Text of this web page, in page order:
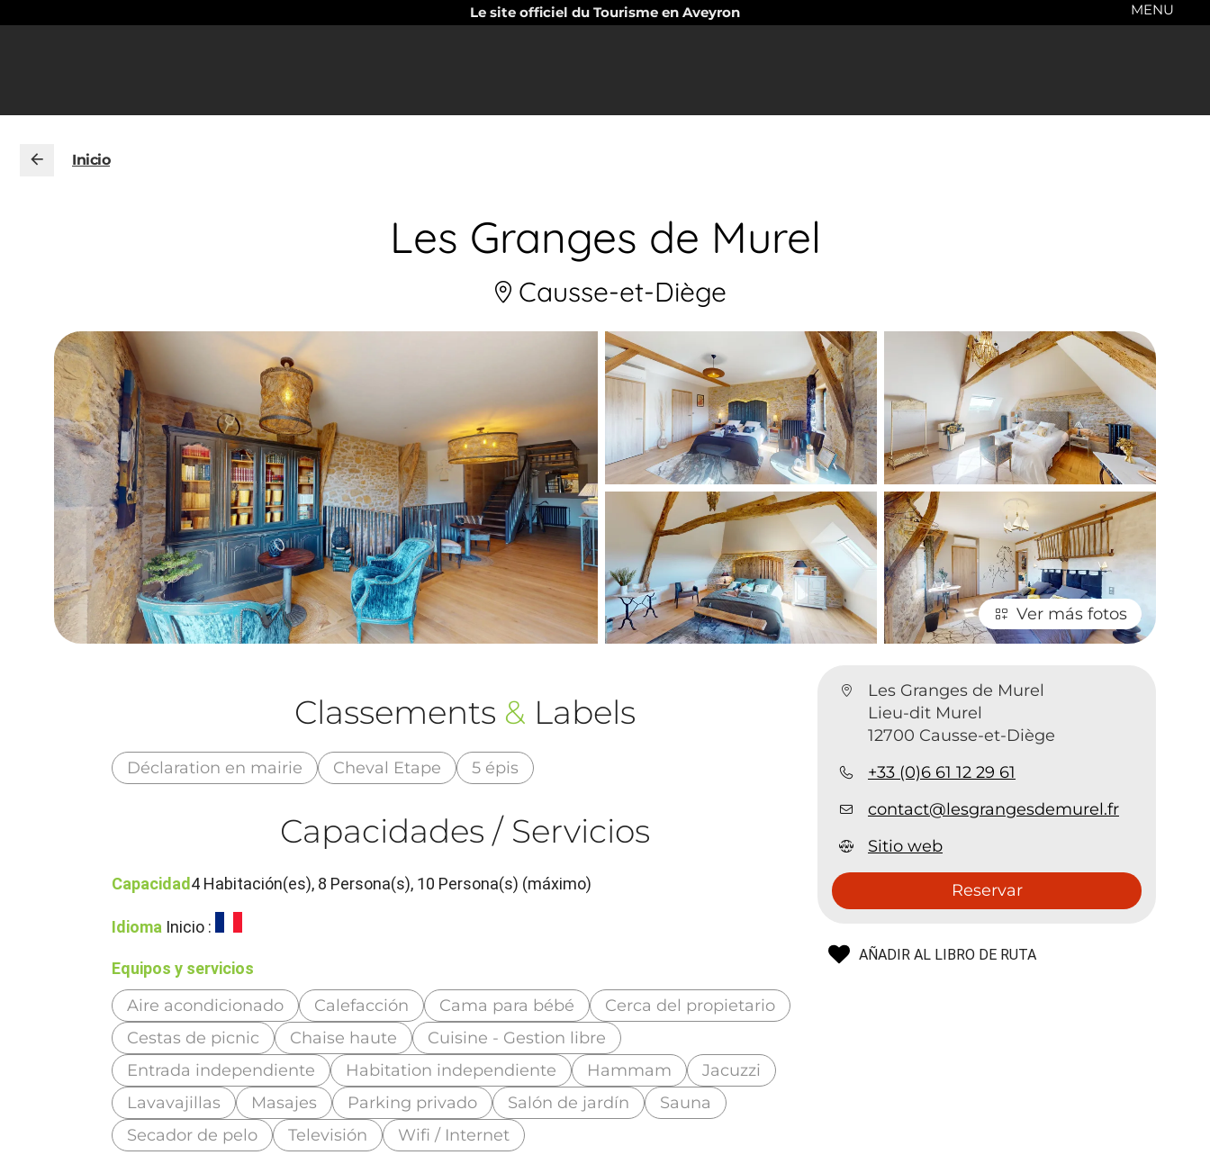
Le site officiel du Tourisme en Aveyron MENU
Inicio
Les Granges de Murel
Causse-et-Diège
Ver más fotos
Les Granges de Murel
Lieu-dit Murel
12700 Causse-et-Diège
+33 (0)6 61 12 29 61
contact@lesgrangesdemurel.fr
Sitio web
Reservar
AÑADIR AL LIBRO DE RUTA
Classements & Labels
Déclaration en mairie Cheval Etape 5 épis
Capacidades / Servicios
Capacidad4 Habitación(es), 8 Persona(s), 10 Persona(s) (máximo)
Idioma Inicio :
Equipos y servicios
Aire acondicionado Calefacción Cama para bébé
Cerca del propietario
Cestas de picnic
Chaise haute
Cuisine - Gestion libre
Entrada independiente
Habitation independiente Hammam
Jacuzzi
Lavavajillas
Masajes Parking privado Salón de jardín
Sauna
Secador de pelo
Televisión Wifi / Internet